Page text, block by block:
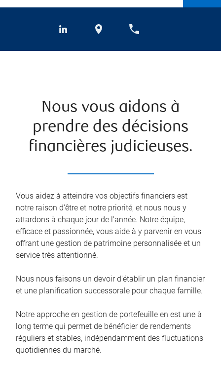
Nous vous aidons à
prendre des décisions
financières judicieuses.
Vous aidez à atteindre vos objectifs financiers est
notre raison d'être et notre priorité, et nous nous y
attardons à chaque jour de l'année. Notre équipe,
efficace et passionnée, vous aide à y parvenir en vous
offrant une gestion de patrimoine personnalisée et un
service très attentionné.
Nous nous faisons un devoir d'établir un plan financier
et une planification successorale pour chaque famille.
Notre approche en gestion de portefeuille en est une à
long terme qui permet de bénéficier de rendements
réguliers et stables, indépendamment des fluctuations
quotidiennes du marché.